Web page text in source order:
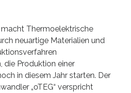
Thermoelektrische
neuartige Materialien und
die Produktion einer
in diesem Jahr starten. Der
„oTEG“ verspricht